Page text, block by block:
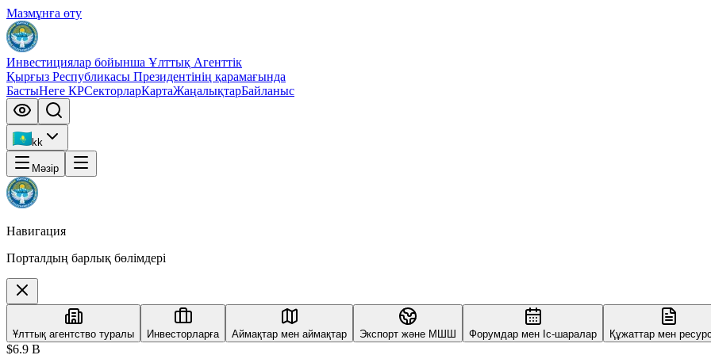
Мазмұнға өту
Инвестициялар бойынша Ұлттық Агенттік
Қырғыз Республикасы Президентінің қарамағында
БастыНеге КРСекторларКартаЖаңалықтарБайланыс
kk
Мәзір
Навигация
Порталдың барлық бөлімдері
Ұлттық агентство туралы Инвесторларға Аймақтар мен аймақтар Экспорт және МШШ Форумдар мен Іс-шаралар Құжаттар мен
$6.9 B